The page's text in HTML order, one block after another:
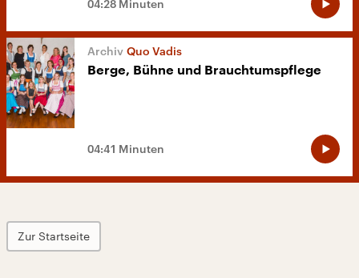
04:28 Minuten
Quo Vadis
Berge, Bühne und Brauchtumspflege
04:41 Minuten
Zur Startseite